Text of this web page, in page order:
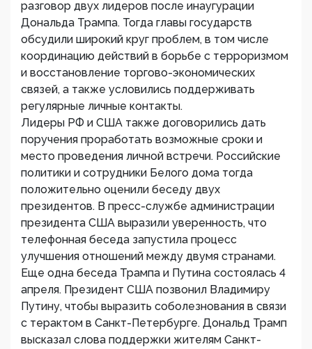
разговор двух лидеров после инаугурации
Дональда Трампа. Тогда главы государств
обсудили широкий круг проблем, в том числе
координацию действий в борьбе с терроризмом
и восстановление торгово-экономических
связей, а также условились поддерживать
регулярные личные контакты.
Лидеры РФ и США также договорились дать
поручения проработать возможные сроки и
место проведения личной встречи. Российские
политики и сотрудники Белого дома тогда
положительно оценили беседу двух
президентов. В пресс-службе администрации
президента США выразили уверенность, что
телефонная беседа запустила процесс
улучшения отношений между двумя странами.
Еще одна беседа Трампа и Путина состоялась 4
апреля. Президент США позвонил Владимиру
Путину, чтобы выразить соболезнования в связи
с терактом в Санкт-Петербурге. Дональд Трамп
высказал слова поддержки жителям Санкт-